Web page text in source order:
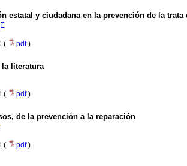
estatal y ciudadana en la prevención de la trata
( pdf)
literatura
( pdf)
de la prevención a la reparación
( pdf)